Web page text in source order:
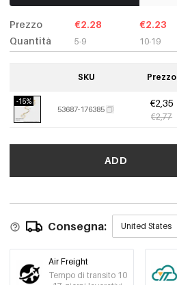
Prezzo
Quantità
€2.28
5-9
€2.23
10-19
SKU Prezzo
-15%
53687-176385
€2,35
€2,77
ADD
Consegna: United States
Air Freight
Tempo di transito 10